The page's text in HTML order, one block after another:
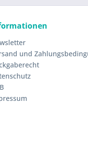
und